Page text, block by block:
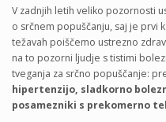
V zadnjih letih veliko pozornosti
o srčnem popuščanju, saj je prvi
težavah poiščemo ustrezno
na to pozorni ljudje s tistimi
tveganja za srčno popuščanje:
hipertenzijo, sladkorno
posamezniki s prekomerno